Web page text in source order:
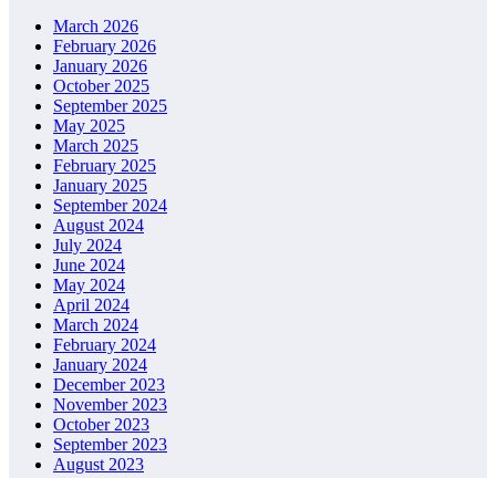
March 2026
February 2026
January 2026
October 2025
September 2025
May 2025
March 2025
February 2025
January 2025
September 2024
August 2024
July 2024
June 2024
May 2024
April 2024
March 2024
February 2024
January 2024
December 2023
November 2023
October 2023
September 2023
August 2023